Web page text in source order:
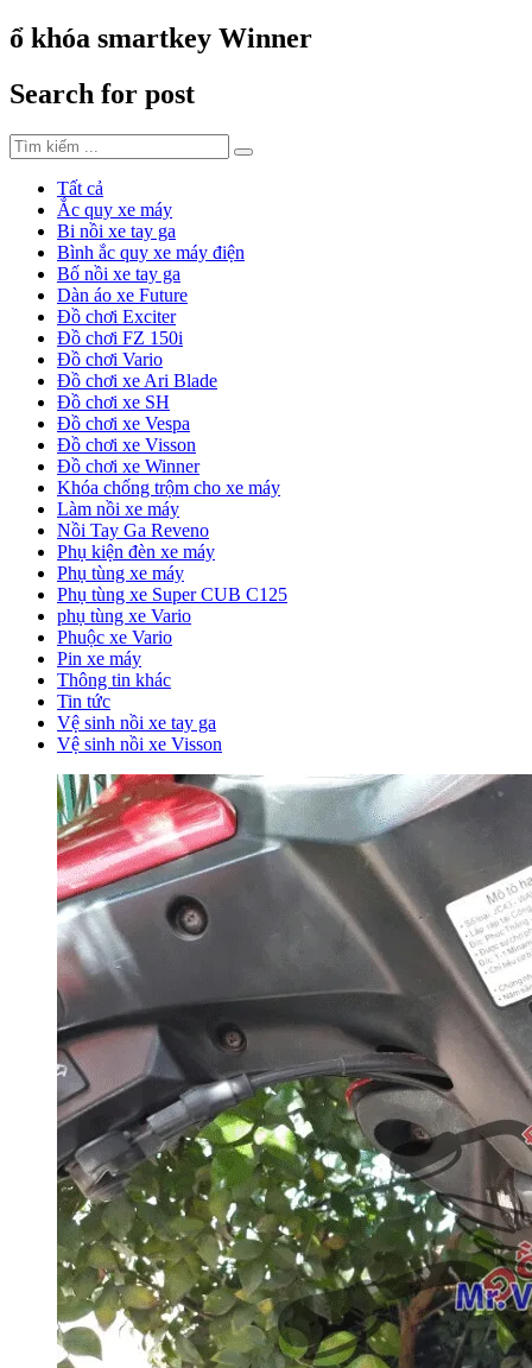
ổ khóa smartkey Winner
Search for post
Tất cả
Ắc quy xe máy
Bi nồi xe tay ga
Bình ắc quy xe máy điện
Bố nồi xe tay ga
Dàn áo xe Future
Đồ chơi Exciter
Đồ chơi FZ 150i
Đồ chơi Vario
Đồ chơi xe Ari Blade
Đồ chơi xe SH
Đồ chơi xe Vespa
Đồ chơi xe Visson
Đồ chơi xe Winner
Khóa chống trộm cho xe máy
Làm nồi xe máy
Nồi Tay Ga Reveno
Phụ kiện đèn xe máy
Phụ tùng xe máy
Phụ tùng xe Super CUB C125
phụ tùng xe Vario
Phuộc xe Vario
Pin xe máy
Thông tin khác
Tin tức
Vệ sinh nồi xe tay ga
Vệ sinh nồi xe Visson